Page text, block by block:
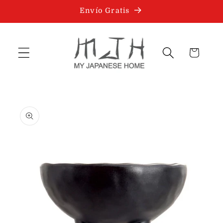
al contenido
Envío Gratis
Carrito
a la
información